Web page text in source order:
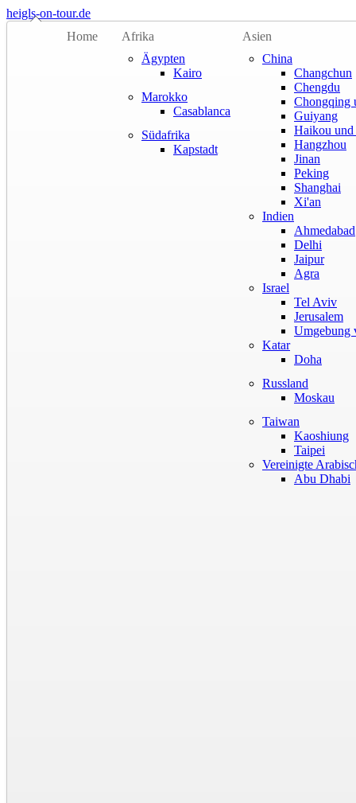
heigls-on-tour.de
Home
Afrika
Ägypten
Kairo
Marokko
Casablanca
Südafrika
Kapstadt
Asien
China
Changchun
Chengdu
Chongqing
Guiyang
Haikou
Hangzhou
Jinan
Peking
Shanghai
Xi'an
Indien
Ahmedabad
Delhi
Jaipur
Agra
Israel
Tel Aviv
Jerusalem
Umgebung
Katar
Doha
Russland
Moskau
Taiwan
Kaoshiung
Taipei
Vereinigte
Abu Dhabi